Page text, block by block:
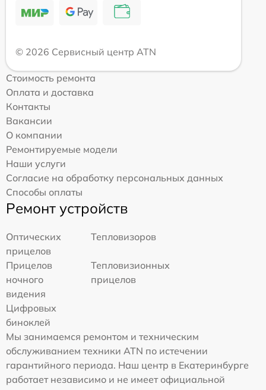
© 2026 Сервисный центр ATN
Стоимость ремонта
Оплата и доставка
Контакты
Вакансии
О компании
Ремонтируемые модели
Наши услуги
Согласие на обработку персональных данных
Способы оплаты
Ремонт устройств
Оптических
прицелов
Тепловизоров
Прицелов
ночного
видения
Тепловизионных
прицелов
Цифровых
биноклей
Мы занимаемся ремонтом и техническим
обслуживанием техники ATN по истечении
гарантийного периода. Наш центр в Екатеринбурге
работает независимо и не имеет официальной